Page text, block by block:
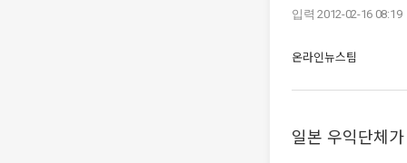
입력 2012-02-16 08:19
온라인뉴스팀
일본 우익단체